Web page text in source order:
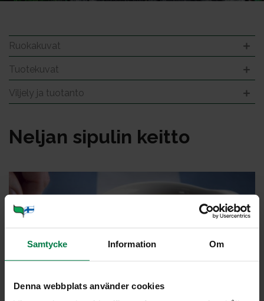
Samtycke Information Om
Denna webbplats använder cookies
Ruokakuvat
Tuotekuvat
Viljely ja tuotanto
Nel­jan si­pu­lin keit­to